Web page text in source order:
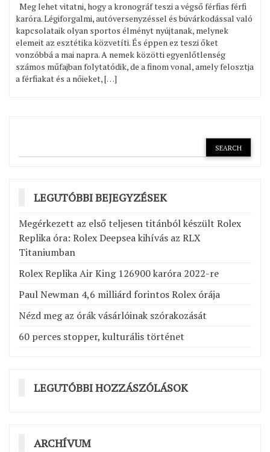
Meg lehet vitatni, hogy a kronográf teszi a végső férfias férfi
karóra. Légiforgalmi, autóversenyzéssel és búvárkodással való
kapcsolataik olyan sportos élményt nyújtanak, melynek
elemeit az esztétika közvetíti. És éppen ez teszi őket
vonzóbbá a mai napra. A nemek közötti egyenlőtlenség
számos műfajban folytatódik, de a finom vonal, amely felosztja
a férfiakat és a nőieket, […]
LEGUTÓBBI BEJEGYZÉSEK
Megérkezett az első teljesen titánból készült Rolex
Replika óra: Rolex Deepsea kihívás az RLX
Titaniumban
Rolex Replika Air King 126900 karóra 2022-re
Paul Newman 4,6 milliárd forintos Rolex órája
Nézd meg az órák vásárlóinak szórakozását
60 perces stopper, kulturális történet
LEGUTÓBBI HOZZÁSZÓLÁSOK
ARCHÍVUM